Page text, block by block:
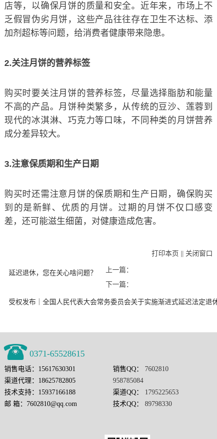
店等，以确保月饼的质量和安全。近年来，市场上不
乏假冒伪劣月饼，这些产品往往存在卫生不达标、添
加剂超标等问题，给消费者健康带来隐患。
2.关注月饼的营养标签
购买时要关注月饼的营养标签，尽量选择脂肪和能量
不高的产品。月饼种类繁多，从传统的豆沙、莲蓉到
现代的冰淇淋、巧克力等口味，不同种类的月饼营养
成分差异较大。
3.注意保质期和生产日期
购买时还需注意月饼的保质期和生产日期，确保购买
到的是新鲜、优质的月饼。过期的月饼不仅口感变
差，还可能滋生细菌，对健康造成危害。
打印本页 关闭窗口
上一篇：
延迟退休，您在关心啥问题？
下一篇：
受权发布｜全国人民代表大会常务委员会关于实施渐进式延迟法定退
0371-65528615
销售电话：15617630301
渠道代理：18625782805
技术支持：15937166188
邮 箱：7602810@qq.com
销售QQ： 7602810
958785084
渠道QQ： 1795225653
技术QQ： 89798330